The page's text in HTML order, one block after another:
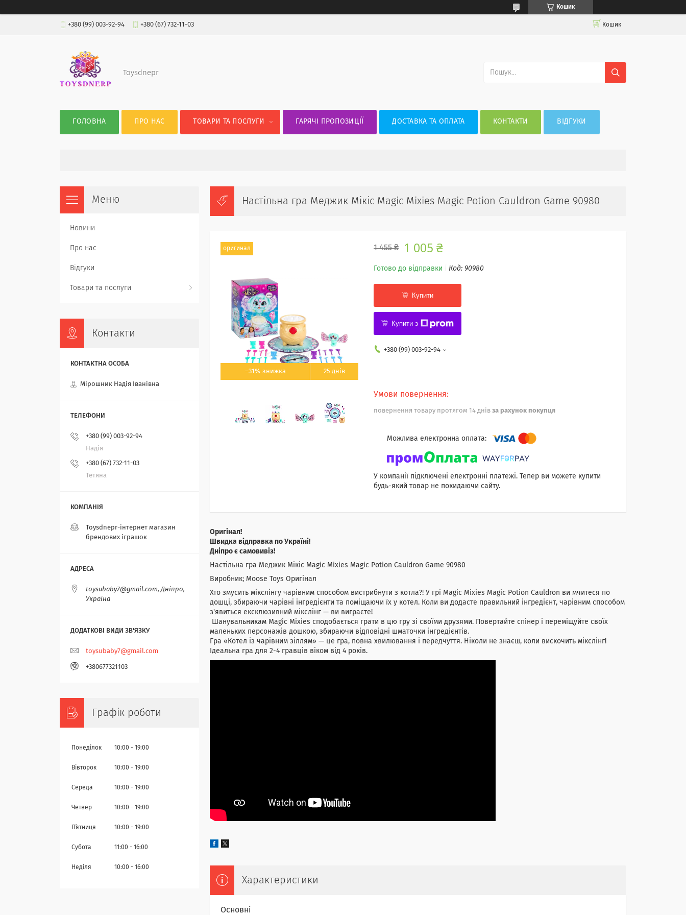
Кошик
+380 (99) 003-92-94 +380 (67) 732-11-03 Кошик
Toysdnepr
ГОЛОВНА ПРО НАС ТОВАРИ ТА ПОСЛУГИ ГАРЯЧІ ПРОПОЗИЦІЇ ДОСТАВКА ТА ОПЛАТА КОНТАКТИ ВІДГУКИ
Настільна гра Меджик Мікіс Magic Mixies Magic Potion Cauldron Game 90980
–31% 25 днів
оригинал 1 455 ₴ 1 005 ₴
Готово до відправки Код: 90980
Купити
Купити з
+380 (99) 003-92-94
повернення товару протягом 14 днів за рахунок покупця
У компанії підключені електронні платежі. Тепер ви можете купити
будь-який товар не покидаючи сайту.
Оригінал!
Швидка відправка по Україні!
Дніпро є самовивіз!
Настільна гра Меджик Мікіс Magic Mixies Magic Potion Cauldron Game 90980
Виробник; Moose Toys Оригінал
Хто змусить мікслінгу чарівним способом вистрибнути з котла?! У грі Magic Mixies Magic Potion Cauldron ви мчитеся по
дошці, збираючи чарівні інгредієнти та поміщаючи їх у котел. Коли ви додасте правильний інгредієнт, чарівним способом
з'явиться ексклюзивний мікслінг — ви виграєте!
Шанувальникам Magic Mixies сподобається грати в цю гру зі своїми друзями. Повертайте спінер і переміщуйте своїх
маленьких персонажів дошкою, збираючи відповідні шматочки інгредієнтів.
Гра «Котел із чарівним зіллям» — це гра, повна хвилювання і передчуття. Ніколи не знаєш, коли вискочить мікслінг!
Ідеальна гра для 2-4 гравців віком від 4 років.
Характеристики
Основні
Новини
Про нас
Відгуки
Товари та послуги
Контакти
Мірошник Надія Іванівна
+380 (99) 003-92-94
Надія
+380 (67) 732-11-03
Тетяна
Toysdnepr-інтернет магазин
брендових іграшок
toysubaby7@gmail.com, Дніпро,
Україна
toysubaby7@gmail.com
+380677321103
Графік роботи
Понеділок 10:00 19:00
Вівторок 10:00 19:00
Середа 10:00 19:00
Четвер 10:00 19:00
Пʼятниця 10:00 19:00
Субота 11:00 16:00
Неділя 10:00 16:00